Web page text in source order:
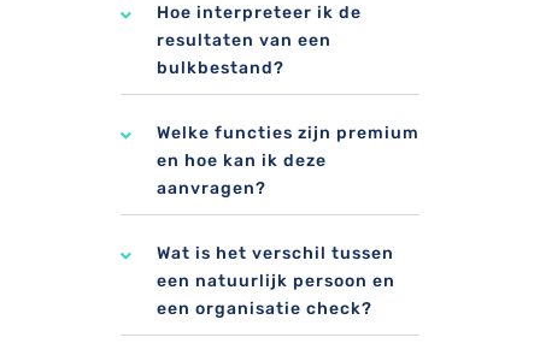
Hoe interpreteer ik de
resultaten van een
bulkbestand?
Welke functies zijn premium
en hoe kan ik deze
aanvragen?
Wat is het verschil tussen
een natuurlijk persoon en
een organisatie check?